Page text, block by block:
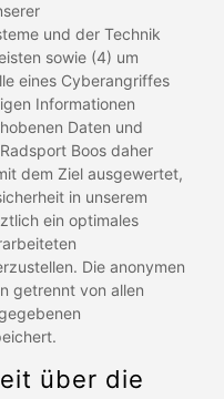
und der Technik
sowie (4) um
eines Cyberangriffes
Informationen
Daten und
Boos daher
dem Ziel ausgewertet,
in unserem
ein optimales
Die anonymen
getrennt von allen
über die